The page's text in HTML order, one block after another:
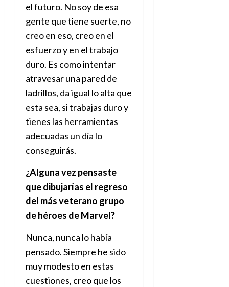
el futuro. No soy de esa
gente que tiene suerte, no
creo en eso, creo en el
esfuerzo y en el trabajo
duro. Es como intentar
atravesar una pared de
ladrillos, da igual lo alta que
esta sea, si trabajas duro y
tienes las herramientas
adecuadas un día lo
conseguirás.
¿Alguna vez pensaste
que dibujarías el regreso
del más veterano grupo
de héroes de Marvel?
Nunca, nunca lo había
pensado. Siempre he sido
muy modesto en estas
cuestiones, creo que los